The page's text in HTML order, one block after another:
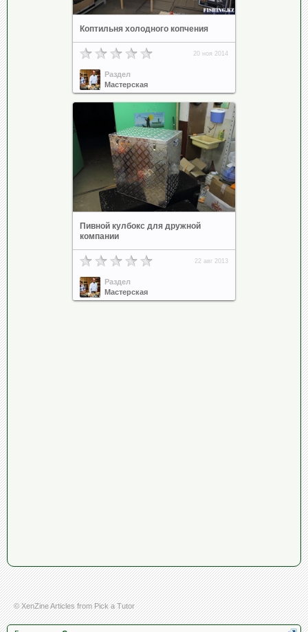
Коптильня холодного копчения
20 ноя 2014
Раздел
Мастерская
Пивной кулбокс для дружной
компании
22 авг 2013
Раздел
Мастерская
© XenZineArticlesfromPick a Tutor